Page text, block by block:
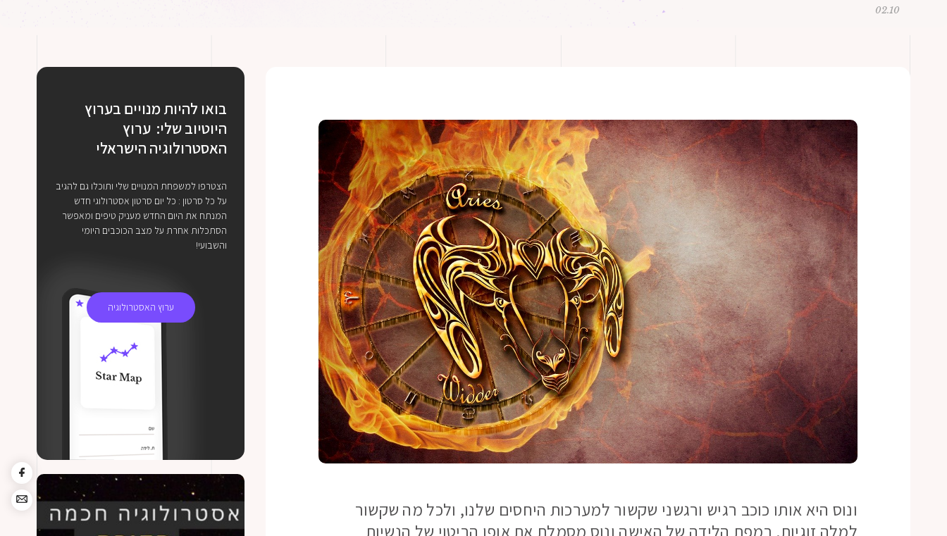
02.10
ונוס היא אותו כוכב רגיש ורגשני שקשור למערכות היחסים שלנו, ולכל מה שקשור
למלה זוגיות. במפת הלידה של האישה ונוס מסמלת את אופן הביטוי של הנשיות
בואו להיות מנויים בערוץ
היוטיוב שלי: ערוץ
האסטרולוגיה הישראלי
הצטרפו למשפחת המנויים שלי ותוכלו גם להגיב
על כל סרטון : כל יום סרטון אסטרולוגי חדש
המנתח את היום החדש מעניק טיפים ומאפשר
הסתכלות אחרת על מצב הכוכבים היומי
והשבועי!
ערוץ האסטרולוגיה